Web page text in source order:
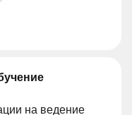
на ведение